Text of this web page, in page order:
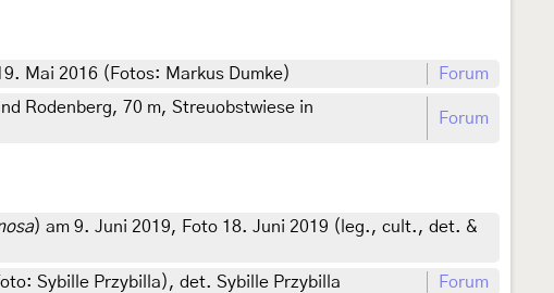
Mai 2016 (Fotos: Markus Dumke)
Forum
Rodenberg, 70 m, Streuobstwiese in
Forum
) am 9. Juni 2019, Foto 18. Juni 2019 (leg., cult., det. &
Sybille Przybilla), det. Sybille Przybilla
Forum